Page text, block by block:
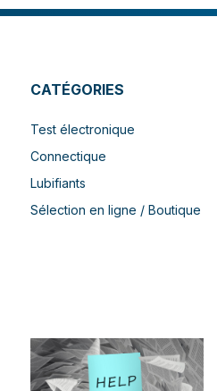
CATÉGORIES
Test électronique
Connectique
Lubifiants
Sélection en ligne / Boutique